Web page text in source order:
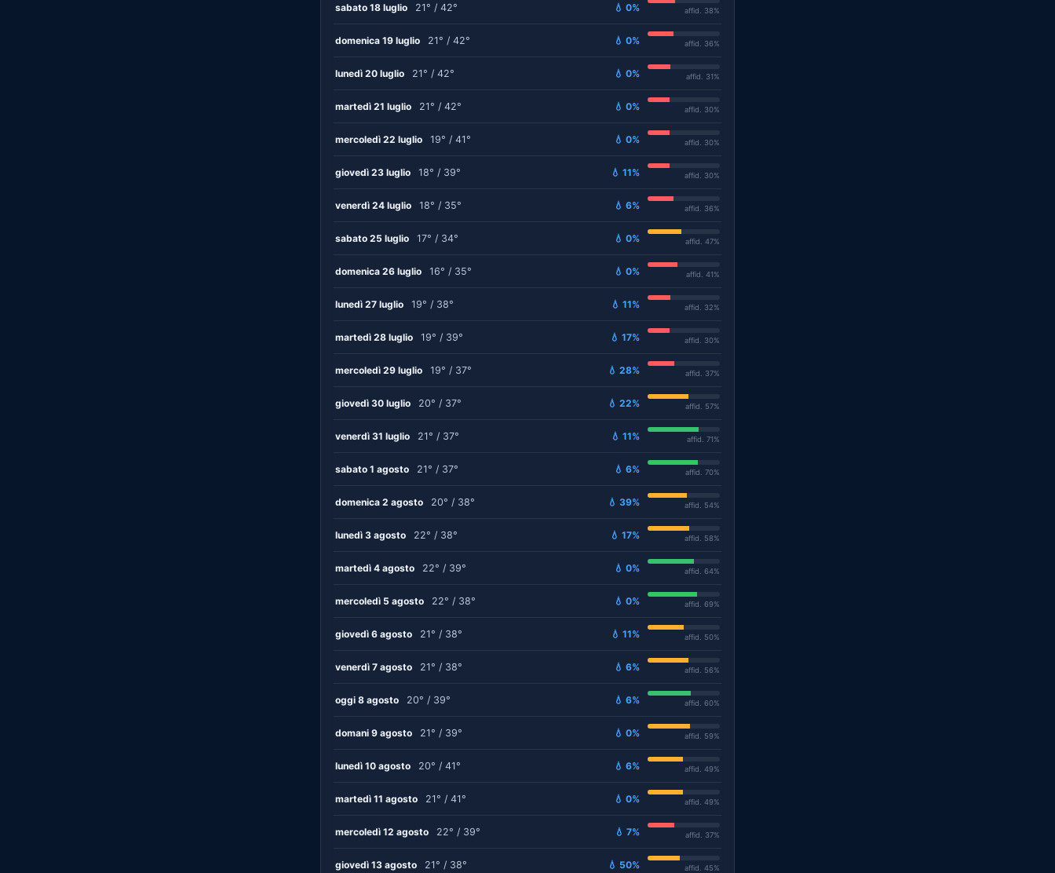
sabato 18 luglio 21° / 42° 💧 0% affid. 38%
domenica 19 luglio 21° / 42° 💧 0% affid. 36%
lunedì 20 luglio 21° / 42° 💧 0% affid. 31%
martedì 21 luglio 21° / 42° 💧 0% affid. 30%
mercoledì 22 luglio 19° / 41° 💧 0% affid. 30%
giovedì 23 luglio 18° / 39° 💧 11% affid. 30%
venerdì 24 luglio 18° / 35° 💧 6% affid. 36%
sabato 25 luglio 17° / 34° 💧 0% affid. 47%
domenica 26 luglio 16° / 35° 💧 0% affid. 41%
lunedì 27 luglio 19° / 38° 💧 11% affid. 32%
martedì 28 luglio 19° / 39° 💧 17% affid. 30%
mercoledì 29 luglio 19° / 37° 💧 28% affid. 37%
giovedì 30 luglio 20° / 37° 💧 22% affid. 57%
venerdì 31 luglio 21° / 37° 💧 11% affid. 71%
sabato 1 agosto 21° / 37° 💧 6% affid. 70%
domenica 2 agosto 20° / 38° 💧 39% affid. 54%
lunedì 3 agosto 22° / 38° 💧 17% affid. 58%
martedì 4 agosto 22° / 39° 💧 0% affid. 64%
mercoledì 5 agosto 22° / 38° 💧 0% affid. 69%
giovedì 6 agosto 21° / 38° 💧 11% affid. 50%
venerdì 7 agosto 21° / 38° 💧 6% affid. 56%
oggi 8 agosto 20° / 39° 💧 6% affid. 60%
domani 9 agosto 21° / 39° 💧 0% affid. 59%
lunedì 10 agosto 20° / 41° 💧 6% affid. 49%
martedì 11 agosto 21° / 41° 💧 0% affid. 49%
mercoledì 12 agosto 22° / 39° 💧 7% affid. 37%
giovedì 13 agosto 21° / 38° 💧 50% affid. 45%